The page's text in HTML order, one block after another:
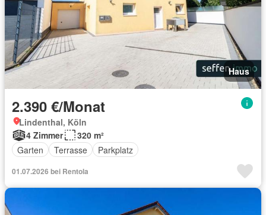
Haus
2.390 €/Monat
Lindenthal, Köln
4 Zimmer
320 m²
Garten
Terrasse Parkplatz
01.07.2026 bei Rentola